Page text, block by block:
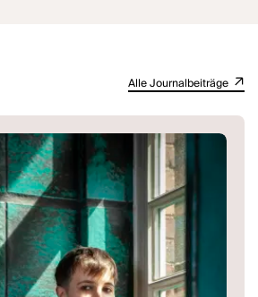
Alle Journalbeiträge